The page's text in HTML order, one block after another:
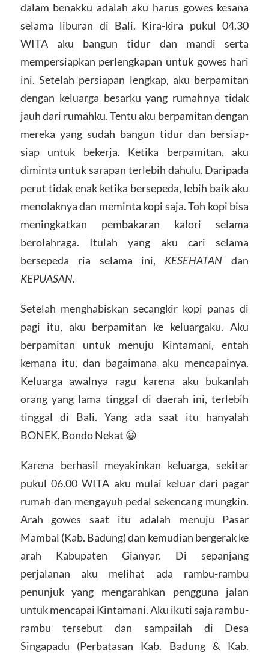
dalam benakku adalah aku harus gowes kesana
selama liburan di Bali. Kira-kira pukul 04.30
WITA aku bangun tidur dan mandi serta
mempersiapkan perlengkapan untuk gowes hari
ini. Setelah persiapan lengkap, aku berpamitan
dengan keluarga besarku yang rumahnya tidak
jauh dari rumahku. Tentu aku berpamitan dengan
mereka yang sudah bangun tidur dan bersiap-
siap untuk bekerja. Ketika berpamitan, aku
diminta untuk sarapan terlebih dahulu. Daripada
perut tidak enak ketika bersepeda, lebih baik aku
menolaknya dan meminta kopi saja. Toh kopi bisa
meningkatkan pembakaran kalori selama
berolahraga. Itulah yang aku cari selama
bersepeda ria selama ini, KESEHATAN dan
KEPUASAN.
Setelah menghabiskan secangkir kopi panas di
pagi itu, aku berpamitan ke keluargaku. Aku
berpamitan untuk menuju Kintamani, entah
kemana itu, dan bagaimana aku mencapainya.
Keluarga awalnya ragu karena aku bukanlah
orang yang lama tinggal di daerah ini, terlebih
tinggal di Bali. Yang ada saat itu hanyalah
BONEK, Bondo Nekat 😀
Karena berhasil meyakinkan keluarga, sekitar
pukul 06.00 WITA aku mulai keluar dari pagar
rumah dan mengayuh pedal sekencang mungkin.
Arah gowes saat itu adalah menuju Pasar
Mambal (Kab. Badung) dan kemudian bergerak ke
arah Kabupaten Gianyar. Di sepanjang
perjalanan aku melihat ada rambu-rambu
penunjuk yang mengarahkan pengguna jalan
untuk mencapai Kintamani. Aku ikuti saja rambu-
rambu tersebut dan sampailah di Desa
Singapadu (Perbatasan Kab. Badung & Kab.